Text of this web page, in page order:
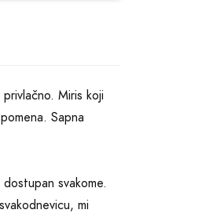
Miris koji
Sapna
svakome.
mi